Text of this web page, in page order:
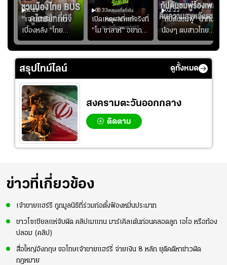
01:23
"เจ ชนาธิป" เล่า
เบื้องหลัง "ไทย
BUS" บังเอิญเจอขอ
ถ่ายรูปที่ฟู้ดแลนด์
00:33
เปิดเหตุผลที่แท้จริงที่
"โม ซาลาห์" อยาก
ย้ายซบ "แทร็บซอนส
ปอร์"
02:22
"กัปตันชมพู่" นำทีม
น้องๆ ตบสาวไทย
ปล่อยจอย โชว์ลูกคอ
สเต็ปเต้น "เปิดใจ
สาวแต"
สรุปไทม์ไลน์ ดูทั้งหมด
สงครามตะวันออกกลาง
ติดตาม
ข่าวที่เกี่ยวข้อง
เจ้าชายแฮร์รี ถูกมูลนิธิที่ร่วมก่อตั้งฟ้องหมิ่นประมาท
ชาวโซเชียลแห่จับผิด คลิปเมแกน มาร์เคิลเต้นก่อนคลอดลูก เอไอ หรือท้อง
ปลอม (คลิป)
สื่อใหญ่อังกฤษ ขอโทษเจ้าชายแฮร์รี่ จ่ายเงิน 8 หลัก ยุติคดีหาข่าวผิด
กฎหมาย